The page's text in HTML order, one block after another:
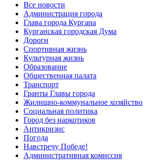
Все новости
Администрация города
Глава города Кургана
Курганская городская Дума
Дороги
Спортивная жизнь
Культурная жизнь
Образование
Общественная палата
Транспорт
Гранты Главы города
Жилищно-коммунальное хозяйство
Социальная политика
Город без наркотиков
Антикризис
Погода
Навстречу Победе!
Административная комиссия